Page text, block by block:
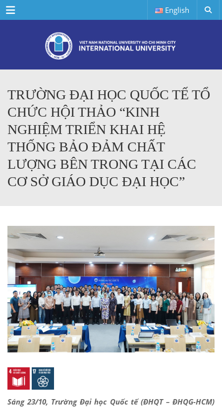
Menu English
TRƯỜNG ĐẠI HỌC QUỐC TẾ TỔ
CHỨC HỘI THẢO “KINH
NGHIỆM TRIỂN KHAI HỆ
THỐNG BẢO ĐẢM CHẤT
LƯỢNG BÊN TRONG TẠI CÁC
CƠ SỞ GIÁO DỤC ĐẠI HỌC”
Sáng 23/10, Trường Đại học Quốc tế (ĐHQT – ĐHQG-HCM)